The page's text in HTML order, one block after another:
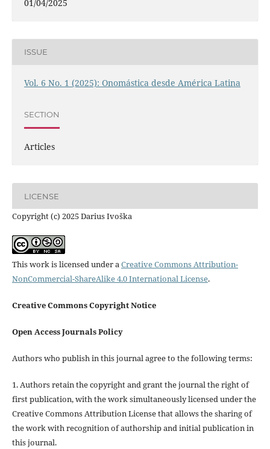
01/04/2025
ISSUE
Vol. 6 No. 1 (2025): Onomástica desde América Latina
SECTION
Articles
LICENSE
Copyright (c) 2025 Darius Ivoška
This work is licensed under aCreative Commons Attribution-
NonCommercial-ShareAlike 4.0 International License.
Creative Commons Copyright Notice
Open Access Journals Policy
Authors who publish in this journal agree to the following terms:
1. Authors retain the copyright and grant the journal the right of
first publication, with the work simultaneously licensed under the
Creative Commons Attribution License that allows the sharing of
the work with recognition of authorship and initial publication in
this journal.